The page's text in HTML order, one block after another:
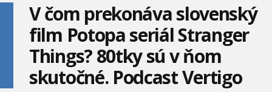
V čom prekonáva slovenský
film Potopa seriál Stranger
Things? 80tky sú v ňom
skutočné. Podcast Vertigo